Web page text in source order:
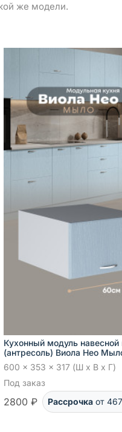
же модели.
Кухонный модуль навесной
(антресоль) Виола Нео
600 x 353 x 317 (Ш x В x Г)
Под заказ
2800 ₽ Рассрочка от